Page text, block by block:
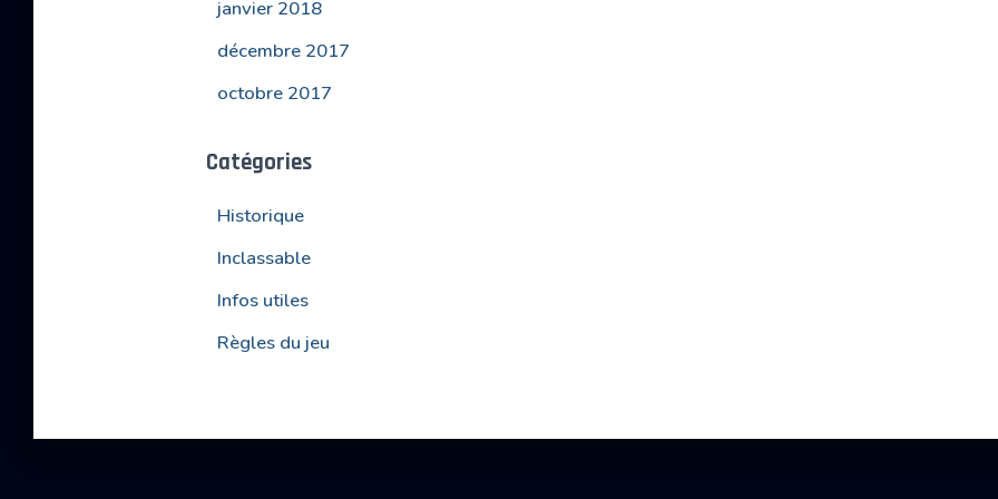
janvier 2018
décembre 2017
octobre 2017
Catégories
Historique
Inclassable
Infos utiles
Règles du jeu